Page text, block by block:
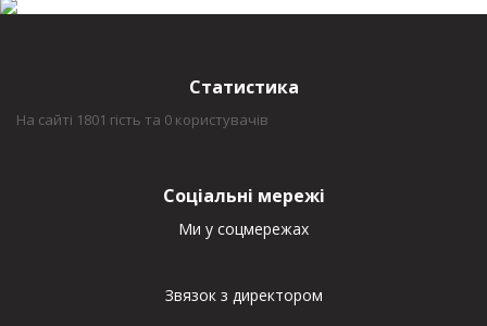
Статистика
На сайті 1801 гість та 0 користувачів
Соціальні мережі
Ми у соцмережах
Звязок з директором